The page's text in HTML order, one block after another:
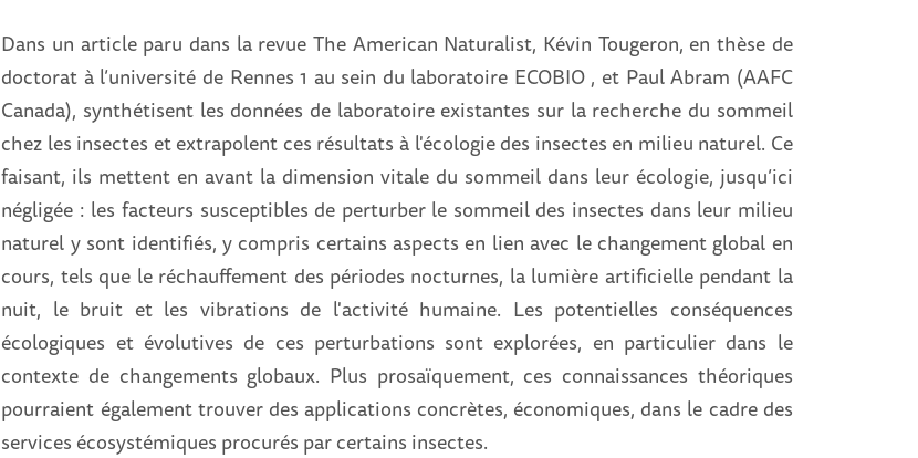
Dans un article paru dans la revue The American Naturalist, Kévin Tougeron, en thèse de
doctorat à l’université de Rennes 1 au sein du laboratoire ECOBIO , et Paul Abram (AAFC
Canada), synthétisent les données de laboratoire existantes sur la recherche du sommeil
chez les insectes et extrapolent ces résultats à l'écologie des insectes en milieu naturel. Ce
faisant, ils mettent en avant la dimension vitale du sommeil dans leur écologie, jusqu’ici
négligée : les facteurs susceptibles de perturber le sommeil des insectes dans leur milieu
naturel y sont identifiés, y compris certains aspects en lien avec le changement global en
cours, tels que le réchauffement des périodes nocturnes, la lumière artificielle pendant la
nuit, le bruit et les vibrations de l'activité humaine. Les potentielles conséquences
écologiques et évolutives de ces perturbations sont explorées, en particulier dans le
contexte de changements globaux. Plus prosaïquement, ces connaissances théoriques
pourraient également trouver des applications concrètes, économiques, dans le cadre des
services écosystémiques procurés par certains insectes.